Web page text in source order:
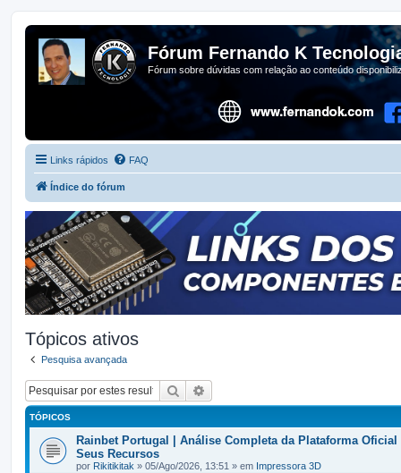
Fórum Fernando K
Fórum sobre dúvidas com relação ao conteúdo
Links rápidos FAQ
Índice do fórum
Tópicos ativos
Pesquisa avançada
Pesquisar
TÓPICOS
Rainbet Portugal | Análise Completa da Plataforma Oficial
Seus Recursos
por Rikitikitak » 05/Ago/2026, 13:51 » em Impressora 3D